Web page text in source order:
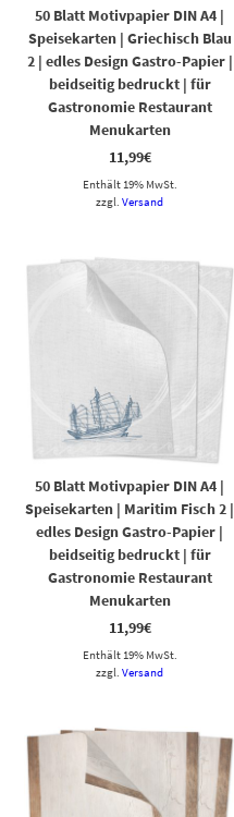
50 Blatt Motivpapier DIN A4 |
Speisekarten | Griechisch Blau
2 | edles Design Gastro-Papier |
beidseitig bedruckt | für
Gastronomie Restaurant
Menukarten
11,99€
Enthält 19% MwSt.
zzgl.Versand
50 Blatt Motivpapier DIN A4 |
Speisekarten | Maritim Fisch 2 |
edles Design Gastro-Papier |
beidseitig bedruckt | für
Gastronomie Restaurant
Menukarten
11,99€
Enthält 19% MwSt.
zzgl.Versand